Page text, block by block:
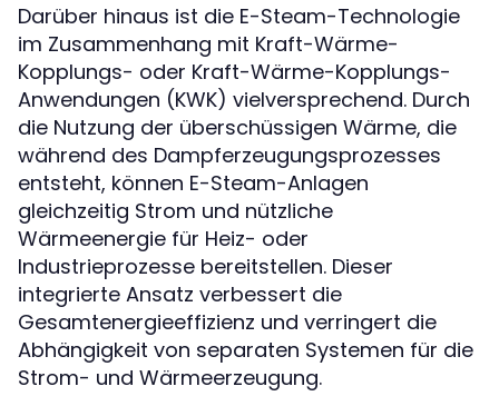
Darüber hinaus ist die E-Steam-Technologie
im Zusammenhang mit Kraft-Wärme-
Kopplungs- oder Kraft-Wärme-Kopplungs-
Anwendungen (KWK) vielversprechend. Durch
die Nutzung der überschüssigen Wärme, die
während des Dampferzeugungsprozesses
entsteht, können E-Steam-Anlagen
gleichzeitig Strom und nützliche
Wärmeenergie für Heiz- oder
Industrieprozesse bereitstellen. Dieser
integrierte Ansatz verbessert die
Gesamtenergieeffizienz und verringert die
Abhängigkeit von separaten Systemen für die
Strom- und Wärmeerzeugung.